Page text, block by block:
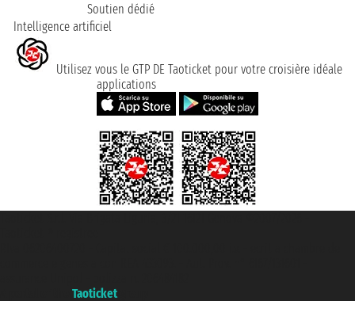
Soutien dédié
Intelligence artificiel
Utilisez vous le GTP DE Taoticket pour votre croisière idéale
applications
Taoticket